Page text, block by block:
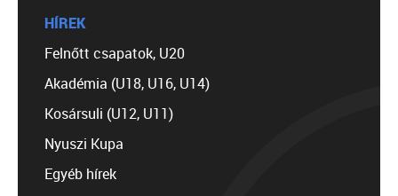
HÍREK
Felnőtt csapatok, U20
Akadémia (U18, U16, U14)
Kosársuli (U12, U11)
Nyuszi Kupa
Egyéb hírek